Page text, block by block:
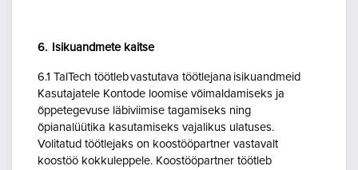
6. Isikuandmete kaitse
6.1 TalTech töötleb vastutava töötlejana isikuandmeid
Kasutajatele Kontode loomise võimaldamiseks ja
õppetegevuse läbiviimise tagamiseks ning
õpianalüütika kasutamiseks vajalikus ulatuses.
Volitatud töötlejaks on koostööpartner vastavalt
koostöö kokkuleppele. Koostööpartner töötleb